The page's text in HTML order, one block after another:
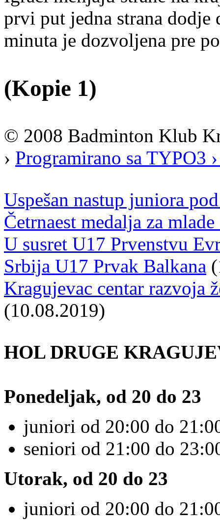
prvi put jedna strana dodje
minuta je dozvoljena pre
(Kopie 1)
© 2008 Badminton Klub
› Programirano sa TYPO3
Uspešan nastup juniora
Četrnaest medalja za
U susret U17 Prvenstvu
Srbija U17 Prvak Balkana
Kragujevac centar razvoja
(10.08.2019)
HOL DRUGE
Ponedeljak, od 20 do 23
juniori od 20:00 do
seniori od 21:00 do
Utorak, od 20 do 23
juniori od 20:00 do